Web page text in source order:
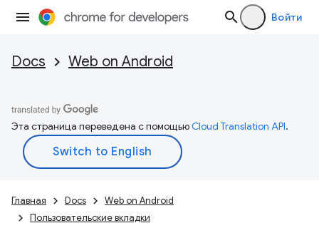
Войти
Docs Web on Android
Эта страница переведена с помощьюCloud Translation API.
Главная Docs
Web on Android
Пользовательские вкладки